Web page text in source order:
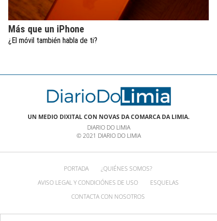
Más que un iPhone
¿El móvil también habla de ti?
UN MEDIO DIXITAL CON NOVAS DA COMARCA DA LIMIA.
DIARIO DO LIMIA
© 2021 DIARIO DO LIMIA
PORTADA
¿QUIÉNES SOMOS?
AVISO LEGAL Y CONDICIÓNES DE USO
ESQUELAS
CONTACTA CON NOSOTROS